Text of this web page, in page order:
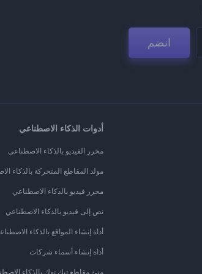
انضم
أدوات الذكاء الاصطناعي
محرر الفيديو بالذكاء الاصطناعي
مولد المقاطع المتحركة بالذكاء
محرر فيديو بالذكاء الاصطناعي
نص إلى فيديو بالذكاء الاصطناعي
أداة إنشاء المواقع بالذكاء
أداة إنشاء أسماء شركات
منئ مقاطع تيك توك بالذكاء